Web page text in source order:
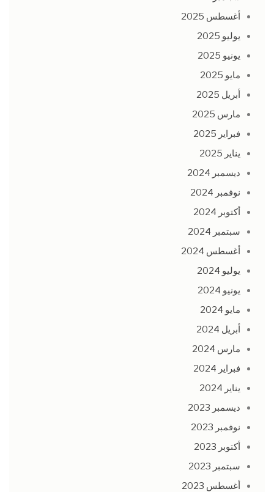
أغسطس 2025
يوليو 2025
يونيو 2025
مايو 2025
أبريل 2025
مارس 2025
فبراير 2025
يناير 2025
ديسمبر 2024
نوفمبر 2024
أكتوبر 2024
سبتمبر 2024
أغسطس 2024
يوليو 2024
يونيو 2024
مايو 2024
أبريل 2024
مارس 2024
فبراير 2024
يناير 2024
ديسمبر 2023
نوفمبر 2023
أكتوبر 2023
سبتمبر 2023
أغسطس 2023